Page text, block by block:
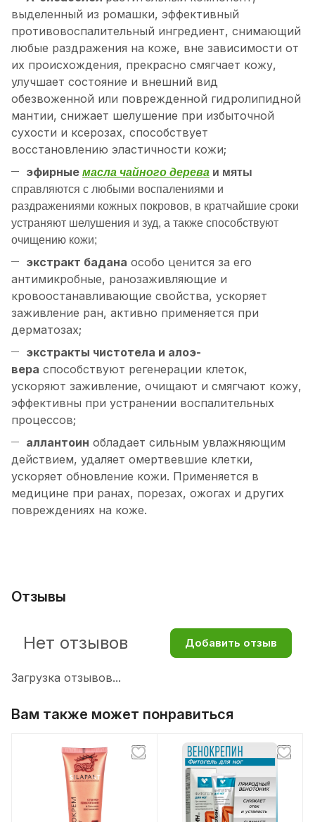
выделенный из ромашки, эффективный
противовоспалительный ингредиент, снимающий
любые раздражения на коже, вне зависимости от
их происхождения, прекрасно смягчает кожу,
улучшает состояние и внешний вид
обезвоженной или поврежденной гидролипидной
мантии, снижает шелушение при избыточной
сухости и ксерозах, способствует
восстановлению эластичности кожи;
эфирные масла чайного дерева и мяты
справляются с любыми воспалениями и
раздражениями кожных покровов, в кратчайшие сроки
устраняют шелушения и зуд, а также способствуют
очищению кожи;
экстракт бадана особо ценится за его
антимикробные, ранозаживляющие и
кровоостанавливающие свойства, ускоряет
заживление ран, активно применяется при
дерматозах;
экстракты чистотела и алоэ-
вера способствуют регенерации клеток,
ускоряют заживление, очищают и смягчают кожу,
эффективны при устранении воспалительных
процессов;
аллантоин обладает сильным увлажняющим
действием, удаляет омертвевшие клетки,
ускоряет обновление кожи. Применяется в
медицине при ранах, порезах, ожогах и других
повреждениях на коже.
Отзывы
Загрузка отзывов...
Нет отзывов Добавить отзыв
Вам также может понравиться